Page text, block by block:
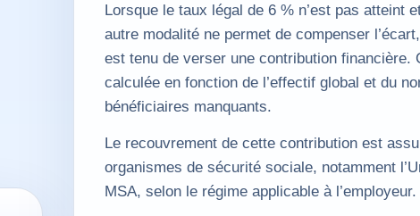
Lorsque le taux légal de 6 % n’est pas atteint
autre modalité ne permet de compenser
est tenu de verser une contribution financière.
calculée en fonction de l’effectif global et du
bénéficiaires manquants.
Le recouvrement de cette contribution est
organismes de sécurité sociale, notamment
MSA, selon le régime applicable à l’employeur.